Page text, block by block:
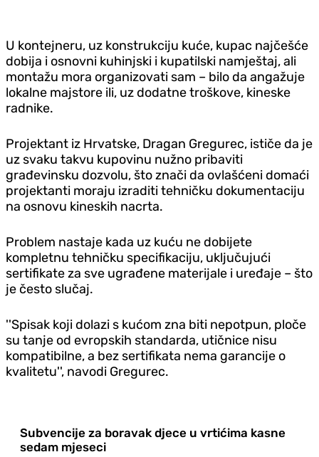
U kontejneru, uz konstrukciju kuće, kupac najčešće
dobija i osnovni kuhinjski i kupatilski namještaj, ali
montažu mora organizovati sam – bilo da angažuje
lokalne majstore ili, uz dodatne troškove, kineske
radnike.
Projektant iz Hrvatske, Dragan Gregurec, ističe da je
uz svaku takvu kupovinu nužno pribaviti
građevinsku dozvolu, što znači da ovlašćeni domaći
projektanti moraju izraditi tehničku dokumentaciju
na osnovu kineskih nacrta.
Problem nastaje kada uz kuću ne dobijete
kompletnu tehničku specifikaciju, uključujući
sertifikate za sve ugrađene materijale i uređaje – što
je često slučaj.
''Spisak koji dolazi s kućom zna biti nepotpun, ploče
su tanje od evropskih standarda, utičnice nisu
kompatibilne, a bez sertifikata nema garancije o
kvalitetu'', navodi Gregurec.
Subvencije za boravak djece u vrtićima kasne
sedam mjeseci